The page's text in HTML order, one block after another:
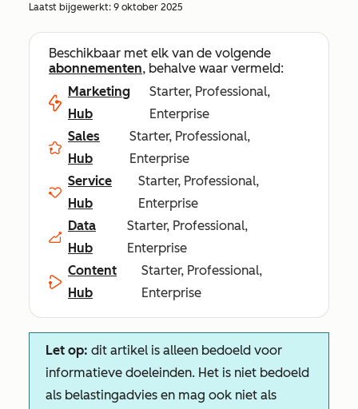
Laatst bijgewerkt: 9 oktober 2025
Beschikbaar met elk van de volgende
abonnementen, behalve waar vermeld:
Marketing
Hub
Starter, Professional,
Enterprise
Sales
Hub
Starter, Professional,
Enterprise
Service
Hub
Starter, Professional,
Enterprise
Data
Hub
Starter, Professional,
Enterprise
Content
Hub
Starter, Professional,
Enterprise
Let op: dit artikel is alleen bedoeld voor
informatieve doeleinden. Het is niet bedoeld
als belastingadvies en mag ook niet als